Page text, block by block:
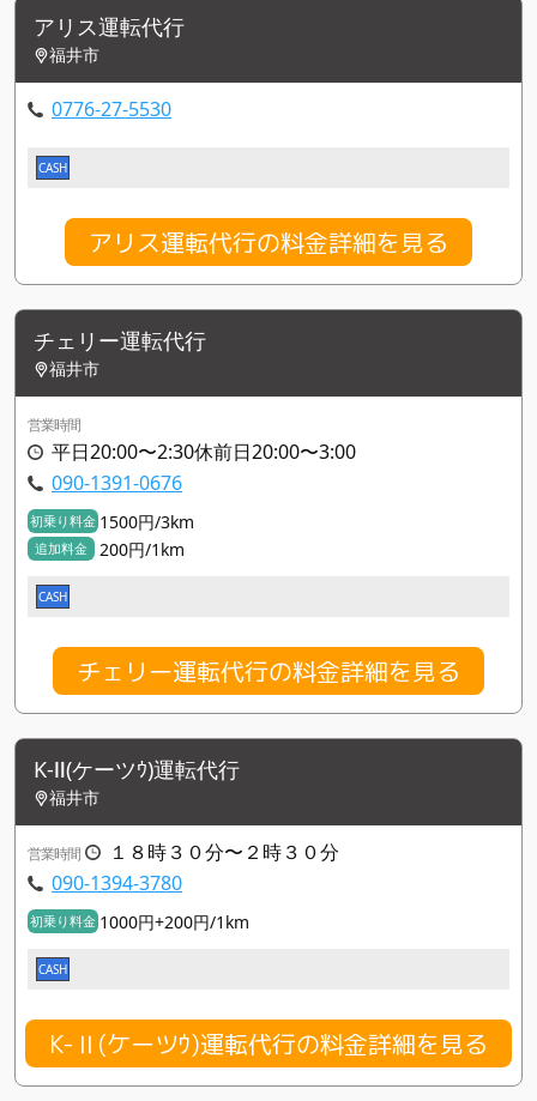
アリス運転代行
福井市
0776-27-5530
CASH
アリス運転代行の料金詳細を見る
チェリー運転代行
福井市
営業時間
平日20:00〜2:30休前日20:00〜3:00
090-1391-0676
初乗り料金 1500円/3km
追加料金 200円/1km
CASH
チェリー運転代行の料金詳細を見る
K-Ⅱ(ケーツｳ)運転代行
福井市
営業時間
１８時３０分〜２時３０分
090-1394-3780
初乗り料金 1000円+200円/1km
CASH
K-Ⅱ(ケーツｳ)運転代行の料金詳細を見る